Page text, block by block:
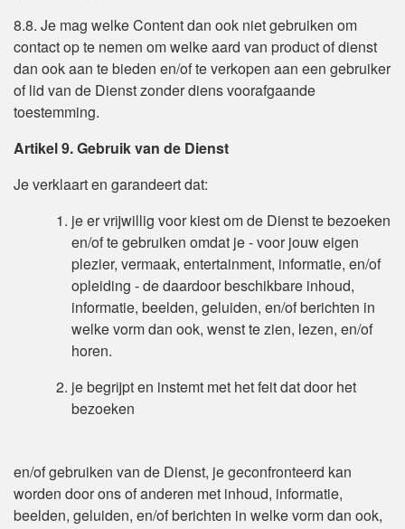
8.8. Je mag welke Content dan ook niet gebruiken om
contact op te nemen om welke aard van product of dienst
dan ook aan te bieden en/of te verkopen aan een gebruiker
of lid van de Dienst zonder diens voorafgaande
toestemming.
Artikel 9. Gebruik van de Dienst
Je verklaart en garandeert dat:
je er vrijwillig voor kiest om de Dienst te bezoeken
en/of te gebruiken omdat je - voor jouw eigen
plezier, vermaak, entertainment, informatie, en/of
opleiding - de daardoor beschikbare inhoud,
informatie, beelden, geluiden, en/of berichten in
welke vorm dan ook, wenst te zien, lezen, en/of
horen.
je begrijpt en instemt met het feit dat door het
bezoeken
en/of gebruiken van de Dienst, je geconfronteerd kan
worden door ons of anderen met inhoud, informatie,
beelden, geluiden, en/of berichten in welke vorm dan ook,